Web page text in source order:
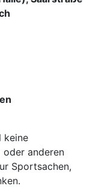
keine
oder anderen
Sportsachen,